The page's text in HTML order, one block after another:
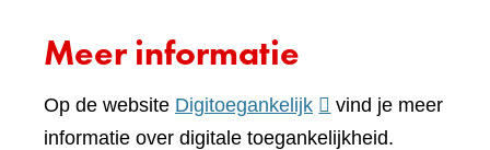
website)
Meer informatie
Op de website Digitoegankelijk(verwijst
naar
vind je meer
informatie over digitale toegankelijkheid.